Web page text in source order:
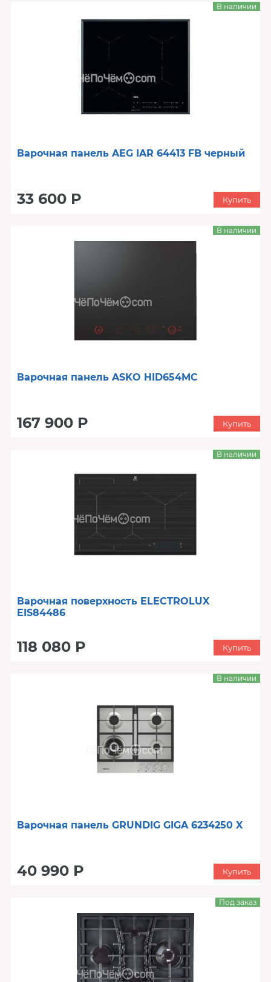
Варочная панель AEG IAR 64413 FB черный
33 600 Р
В наличии
Купить
Варочная панель ASKO HID654MC
167 900 Р
В наличии
Купить
Варочная поверхность ELECTROLUX
EIS84486
118 080 Р
В наличии
Купить
Варочная панель GRUNDIG GIGA 6234250 X
40 990 Р
В наличии
Купить
Под заказ